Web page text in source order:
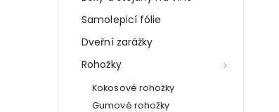
Samolepicí fólie
Dveřní zarážky
Rohožky
Kokosové rohožky
Gumové rohožky